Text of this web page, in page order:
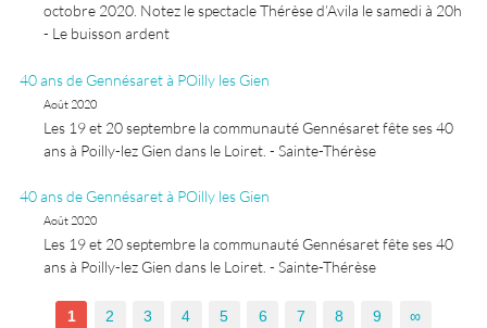
octobre 2020. Notez le spectacle Thérèse d’Avila le samedi à 20h
- Le buisson ardent
40 ans de Gennésaret à POilly les Gien
Août 2020
Les 19 et 20 septembre la communauté Gennésaret fête ses 40
ans à Poilly-lez Gien dans le Loiret. - Sainte-Thérèse
40 ans de Gennésaret à POilly les Gien
Août 2020
Les 19 et 20 septembre la communauté Gennésaret fête ses 40
ans à Poilly-lez Gien dans le Loiret. - Sainte-Thérèse
1 2 3 4 5 6 7 8 9 ∞